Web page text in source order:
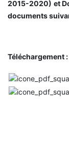
2015-2020) et
documents
Téléchargement :